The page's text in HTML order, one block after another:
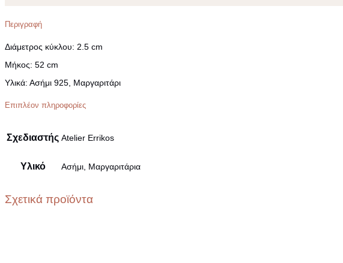
Περιγραφή
Διάμετρος κύκλου: 2.5 cm
Μήκος: 52 cm
Υλικά: Ασήμι 925, Μαργαριτάρι
Επιπλέον πληροφορίες
Σχεδιαστής Atelier Errikos
Υλικό Ασήμι, Μαργαριτάρια
Σχετικά προϊόντα